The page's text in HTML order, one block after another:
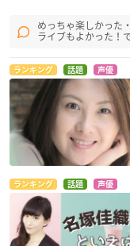
めっちゃ楽しかった
ライブもよかった！
ランキング 話題 声優
ランキング 話題 声優